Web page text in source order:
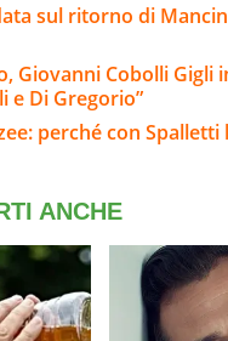
sul ritorno di
Giovanni Cobolli Gigli
e Di Gregorio”
perché con Spalletti